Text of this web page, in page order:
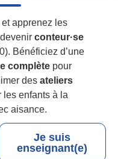
apprenez les
devenirconteur·se
Bénéficiez d’une
complètepour
des ateliers
les enfants à la
aisance.
Je suis
enseignant(e)